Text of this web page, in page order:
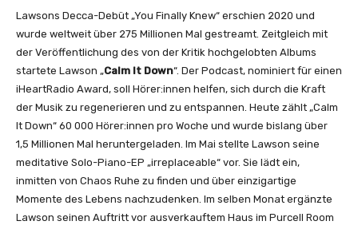
u
Lawsons Decca-Debüt „You Finally Knew“ erschien 2020 und
wurde weltweit über 275 Millionen Mal gestreamt. Zeitgleich mit
der Veröffentlichung des von der Kritik hochgelobten Albums
startete Lawson „Calm It Down“. Der Podcast, nominiert für einen
iHeartRadio Award, soll Hörer:innen helfen, sich durch die Kraft
der Musik zu regenerieren und zu entspannen. Heute zählt „Calm
It Down“ 60 000 Hörer:innen pro Woche und wurde bislang über
1,5 Millionen Mal heruntergeladen. Im Mai stellte Lawson seine
meditative Solo-Piano-EP „irreplaceable“ vor. Sie lädt ein,
inmitten von Chaos Ruhe zu finden und über einzigartige
Momente des Lebens nachzudenken. Im selben Monat ergänzte
Lawson seinen Auftritt vor ausverkauftem Haus im Purcell Room